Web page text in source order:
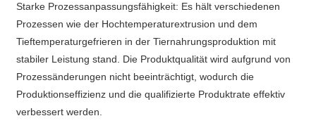
Starke Prozessanpassungsfähigkeit: Es hält verschiedenen
Prozessen wie der Hochtemperaturextrusion und dem
Tieftemperaturgefrieren in der Tiernahrungsproduktion mit
stabiler Leistung stand. Die Produktqualität wird aufgrund von
Prozessänderungen nicht beeinträchtigt, wodurch die
Produktionseffizienz und die qualifizierte Produktrate effektiv
verbessert werden.